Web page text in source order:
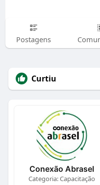
Postagens
Curtiu
Conexão Abrasel
Categoria: Capacitação